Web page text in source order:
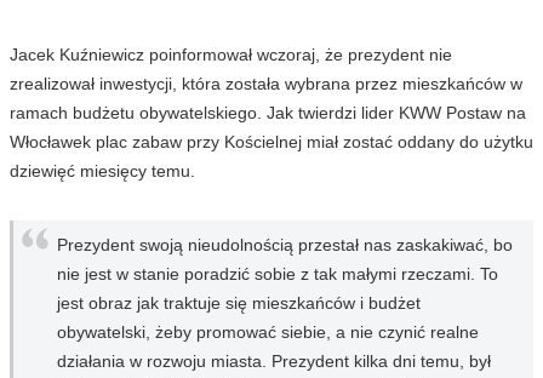
Jacek Kuźniewicz poinformował wczoraj, że prezydent nie
zrealizował inwestycji, która została wybrana przez mieszkańców w
ramach budżetu obywatelskiego. Jak twierdzi lider KWW Postaw na
Włocławek plac zabaw przy Kościelnej miał zostać oddany do użytku
dziewięć miesięcy temu.
Prezydent swoją nieudolnością przestał nas zaskakiwać, bo
nie jest w stanie poradzić sobie z tak małymi rzeczami. To
jest obraz jak traktuje się mieszkańców i budżet
obywatelski, żeby promować siebie, a nie czynić realne
działania w rozwoju miasta. Prezydent kilka dni temu, był